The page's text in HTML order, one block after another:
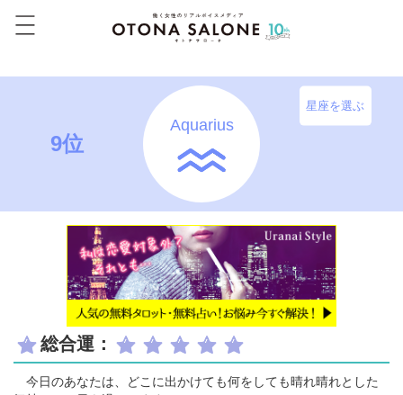
9位
Aquarius
星座を選ぶ
総合運：
今日のあなたは、どこに出かけても何をしても晴れ晴れとした